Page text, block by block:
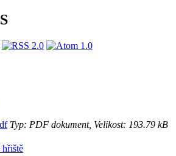
Typ: PDF dokument, Velikost: 193.79 kB